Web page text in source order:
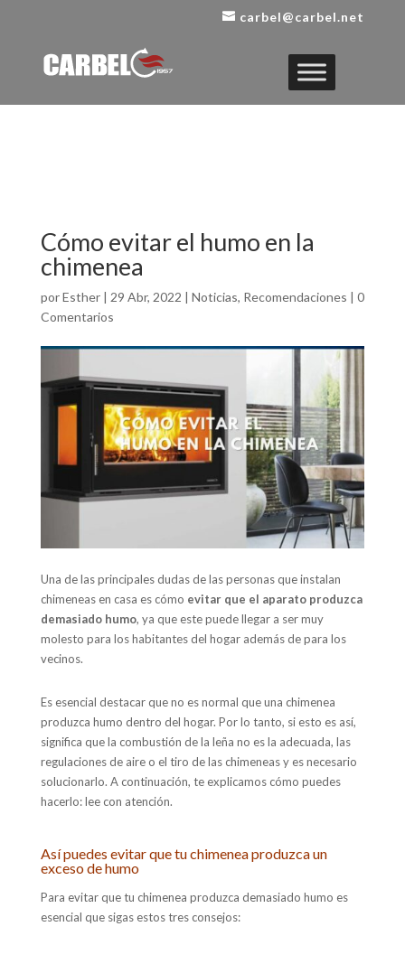
carbel@carbel.net
Cómo evitar el humo en la
chimenea
porEsther| 29 Abr, 2022 | Noticias, Recomendaciones | 0
Comentarios
Una de las principales dudas de las personas que instalan
chimeneas en casa es cómo evitar que el aparato produzca
demasiado humo, ya que este puede llegar a ser muy
molesto para los habitantes del hogar además de para los
vecinos.
Es esencial destacar que no es normal que una chimenea
produzca humo dentro del hogar. Por lo tanto, si esto es así,
significa que la combustión de la leña no es la adecuada, las
regulaciones de aire o el tiro de las chimeneas y es necesario
solucionarlo. A continuación, te explicamos cómo puedes
hacerlo: lee con atención.
Así puedes evitar que tu chimenea produzca un
exceso de humo
Para evitar que tu chimenea produzca demasiado humo es
esencial que sigas estos tres consejos: